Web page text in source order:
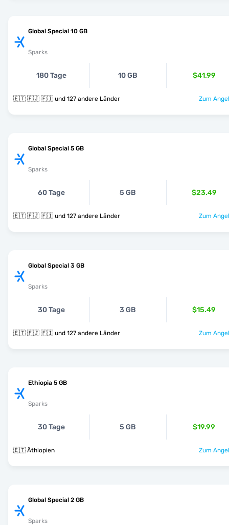
Global Special 10 GB
Sparks
180 Tage 10 GB $41.99
🇪🇹 🇫🇯 🇫🇮 und 127 andere Länder Zum
Global Special 5 GB
Sparks
60 Tage 5 GB $23.49
🇪🇹 🇫🇯 🇫🇮 und 127 andere Länder Zum
Global Special 3 GB
Sparks
30 Tage 3 GB $15.49
🇪🇹 🇫🇯 🇫🇮 und 127 andere Länder Zum
Ethiopia 5 GB
Sparks
30 Tage 5 GB $19.99
🇪🇹 Äthiopien Zum
Global Special 2 GB
Sparks